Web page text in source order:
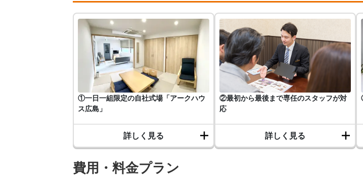
費用・料金プラン
①一日一組限定の自社式場「アークハウ
ス広島」
詳しく見る
②最初から最後まで専任のスタッフが対
応
詳しく見る